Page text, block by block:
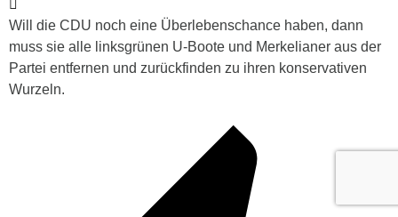
Will die CDU noch eine Überlebenschance haben, dann
muss sie alle linksgrünen U-Boote und Merkelianer aus der
Partei entfernen und zurückfinden zu ihren konservativen
Wurzeln.